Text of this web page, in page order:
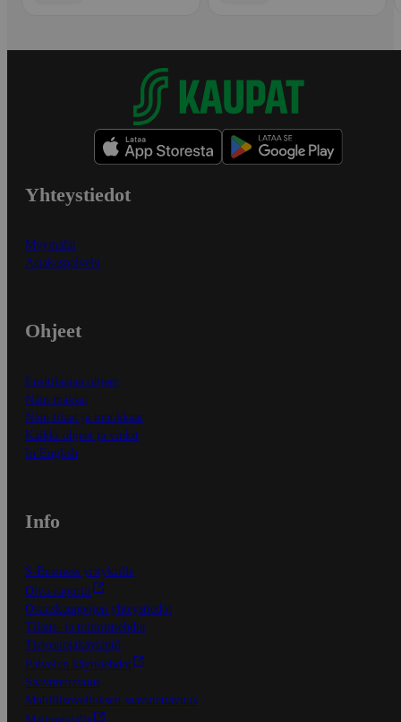
Yhteystiedot
Myymälät
Asiakaspalvelu
Ohjeet
Ensitilaajan ohjeet
Näin maksat
Näin tilaat ja muokkaat
Kaikki ohjeet ja vinkit
In English
Info
S-Business yrityksille
Oiva-raportit
Osuuskauppojen yhteystiedot
Tilaus- ja toimitusehdot
Tietosuojakäytäntö
Palvelun käyttöehdot
Saavutettavuus
Mobiilisovelluksen saavutettavuus